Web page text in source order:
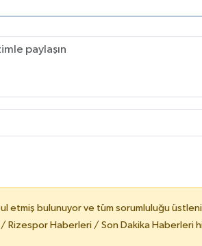
etmiş bulunuyor ve tüm sorumluluğu
Rizespor Haberleri / Son Dakika Haberleri